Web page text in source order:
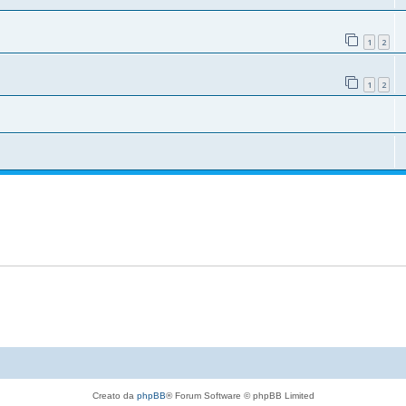
1 2
1 2
Creato da phpBB® Forum Software © phpBB Limited